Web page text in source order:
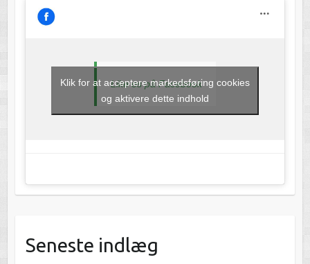
Like os på Facebook
Klik for at acceptere markedsføring cookies
og aktivere dette indhold
Seneste indlæg